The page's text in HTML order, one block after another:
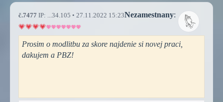
č.7477 IP: ...34.105 • 27.11.2022 15:23Nezamestnany:
Prosim o modlitbu za skore najdenie si novej praci,
dakujem a PBZ!